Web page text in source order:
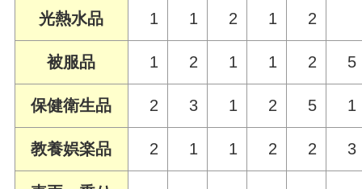
光熱水品 1 1 2 1 2
被服品 1 2 1 1 2 5
保健衛生品 2 3 1 2 5 1
教養娯楽品 2 1 1 2 2 3